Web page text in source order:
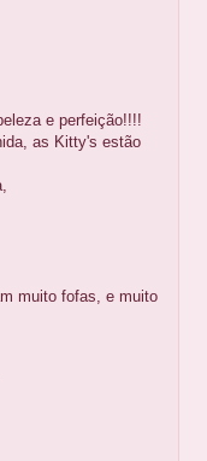
e perfeição!!!!
as Kitty's estão
muito fofas, e muito